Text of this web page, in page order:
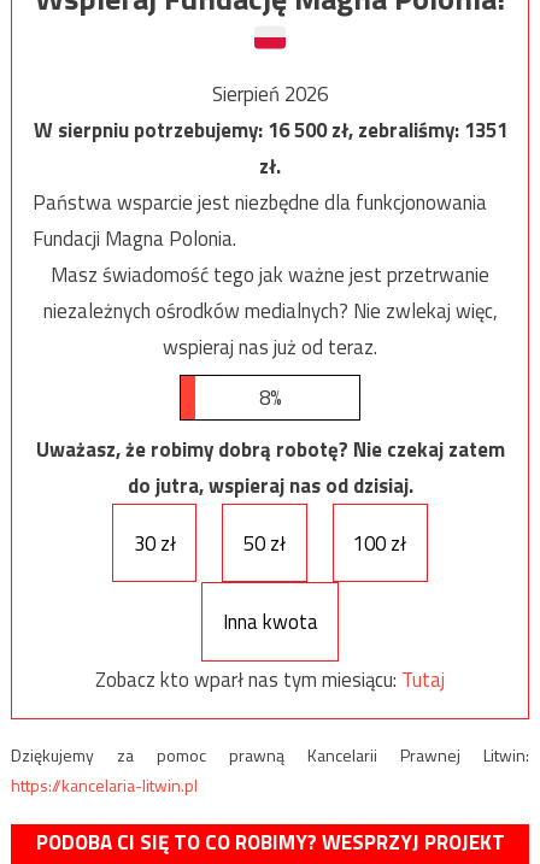
Sierpień 2026
W sierpniu potrzebujemy:16 500zł, zebraliśmy:1351
zł.
Państwa wsparcie jest niezbędne dla funkcjonowania
Fundacji Magna Polonia.
Masz świadomość tego jak ważne jest przetrwanie
niezależnych ośrodków medialnych? Nie zwlekaj więc,
wspieraj nas już od teraz.
8%
Uważasz, że robimy dobrą robotę? Nie czekaj zatem
do jutra, wspieraj nas od dzisiaj.
30 zł
50 zł 100 zł
Inna kwota
Zobacz kto wparł nas tym miesiącu: Tutaj
Dziękujemy za pomoc prawną Kancelarii Prawnej Litwin:
https://kancelaria-litwin.pl
PODOBA CI SIĘ TO CO ROBIMY? WESPRZYJ PROJEKT